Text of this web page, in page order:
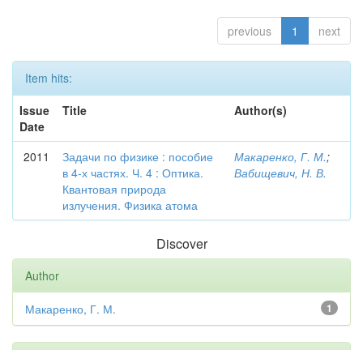
previous 1 next
Item hits:
Issue
Date
Title Author(s)
2011
Задачи по физике : пособие
в 4-х частях. Ч. 4 : Оптика.
Квантовая природа
излучения. Физика атома
Макаренко, Г. М.;
Вабищевич, Н. В.
Discover
Author
1
Макаренко, Г. М.